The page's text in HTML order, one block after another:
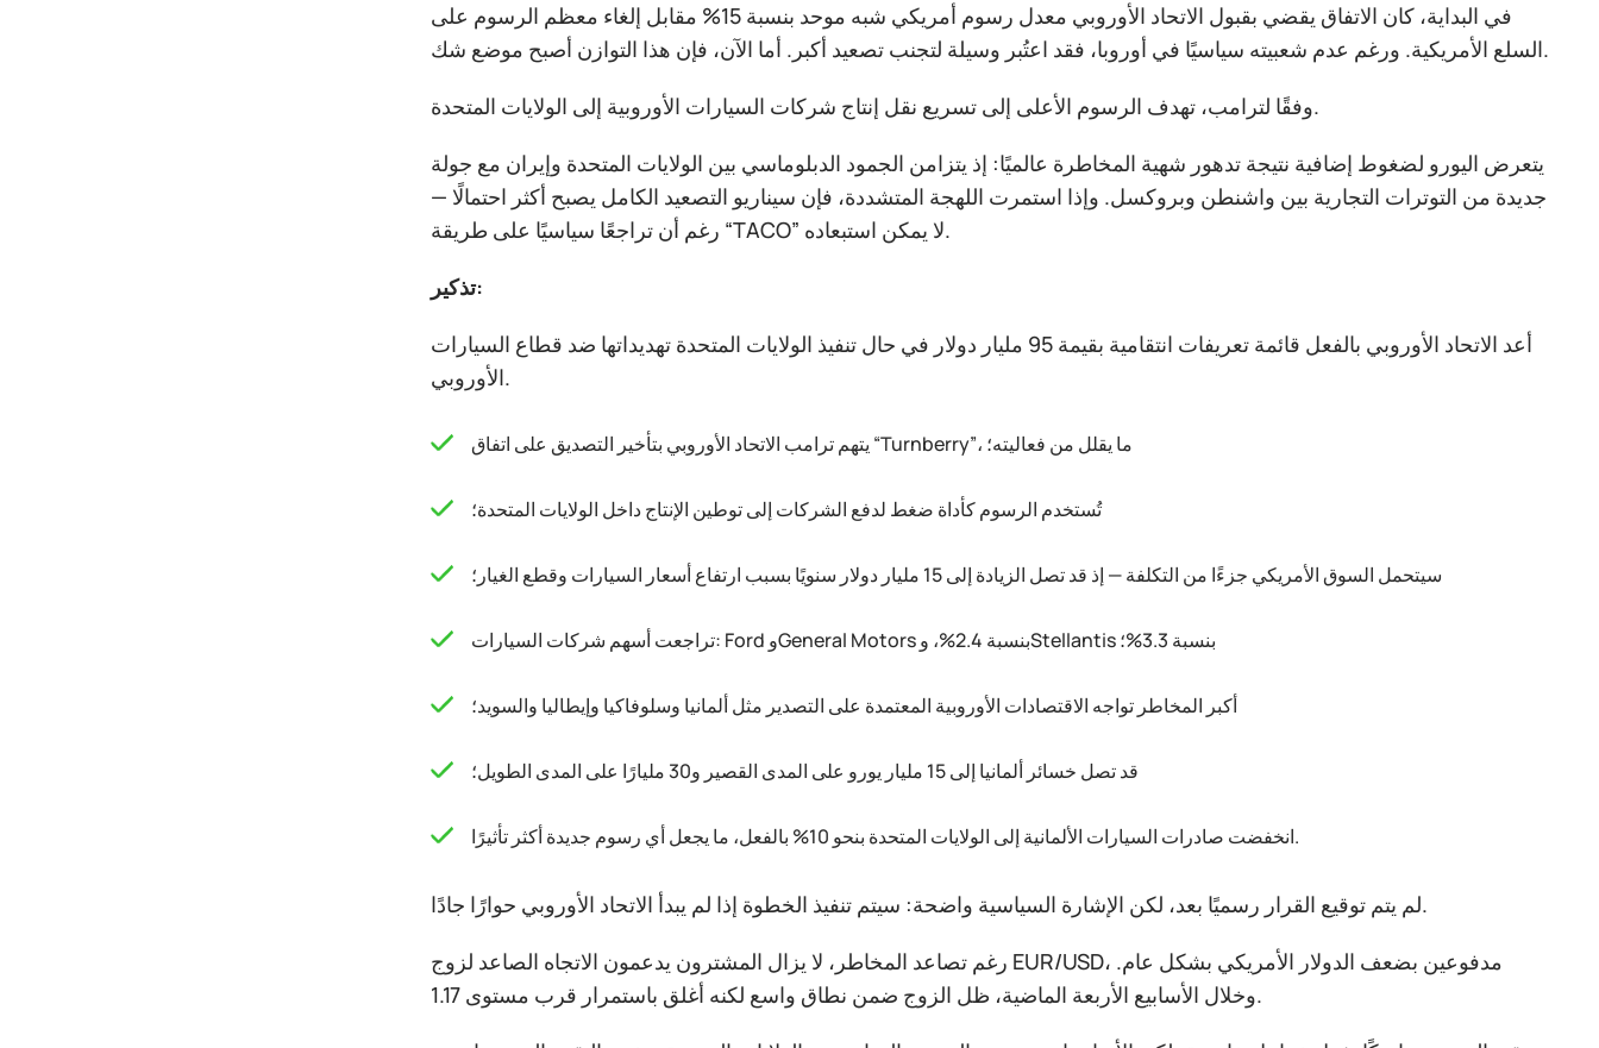
في البداية، كان الاتفاق يقضي بقبول الاتحاد الأوروبي معدل رسوم أمريكي شبه موحد بنسبة 15% مقابل إلغاء معظم الرسوم على
السلع الأمريكية. ورغم عدم شعبيته سياسيًا في أوروبا، فقد اعتُبر وسيلة لتجنب تصعيد أكبر. أما الآن، فإن هذا التوازن أصبح موضع شك.
وفقًا لترامب، تهدف الرسوم الأعلى إلى تسريع نقل إنتاج شركات السيارات الأوروبية إلى الولايات المتحدة.
يتعرض اليورو لضغوط إضافية نتيجة تدهور شهية المخاطرة عالميًا: إذ يتزامن الجمود الدبلوماسي بين الولايات المتحدة وإيران مع جولة
جديدة من التوترات التجارية بين واشنطن وبروكسل. وإذا استمرت اللهجة المتشددة، فإن سيناريو التصعيد الكامل يصبح أكثر احتمالًا —
رغم أن تراجعًا سياسيًا على طريقة “TACO” لا يمكن استبعاده.
تذكير:
أعد الاتحاد الأوروبي بالفعل قائمة تعريفات انتقامية بقيمة 95 مليار دولار في حال تنفيذ الولايات المتحدة تهديداتها ضد قطاع السيارات
الأوروبي.
يتهم ترامب الاتحاد الأوروبي بتأخير التصديق على اتفاق “Turnberry”، ما يقلل من فعاليته؛
تُستخدم الرسوم كأداة ضغط لدفع الشركات إلى توطين الإنتاج داخل الولايات المتحدة؛
سيتحمل السوق الأمريكي جزءًا من التكلفة — إذ قد تصل الزيادة إلى 15 مليار دولار سنويًا بسبب ارتفاع أسعار السيارات وقطع الغيار؛
تراجعت أسهم شركات السيارات: Ford وGeneral Motors بنسبة 2.4%، وStellantis بنسبة 3.3%؛
أكبر المخاطر تواجه الاقتصادات الأوروبية المعتمدة على التصدير مثل ألمانيا وسلوفاكيا وإيطاليا والسويد؛
قد تصل خسائر ألمانيا إلى 15 مليار يورو على المدى القصير و30 مليارًا على المدى الطويل؛
انخفضت صادرات السيارات الألمانية إلى الولايات المتحدة بنحو 10% بالفعل، ما يجعل أي رسوم جديدة أكثر تأثيرًا.
لم يتم توقيع القرار رسميًا بعد، لكن الإشارة السياسية واضحة: سيتم تنفيذ الخطوة إذا لم يبدأ الاتحاد الأوروبي حوارًا جادًا.
رغم تصاعد المخاطر، لا يزال المشترون يدعمون الاتجاه الصاعد لزوج EUR/USD، مدفوعين بضعف الدولار الأمريكي بشكل عام.
وخلال الأسابيع الأربعة الماضية، ظل الزوج ضمن نطاق واسع لكنه أغلق باستمرار قرب مستوى 1.17.